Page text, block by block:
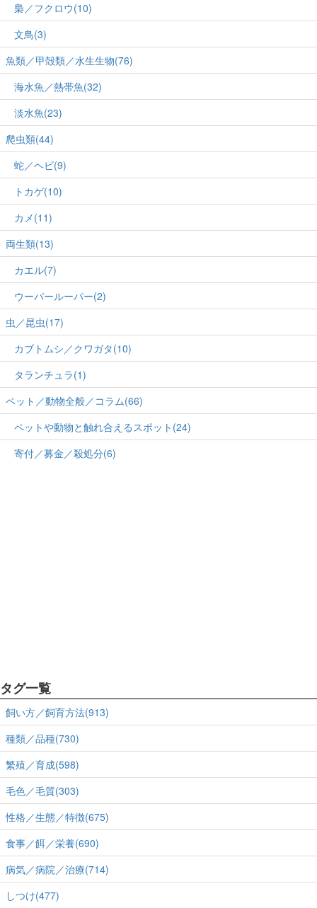
梟／フクロウ(10)
文鳥(3)
魚類／甲殻類／水生生物(76)
海水魚／熱帯魚(32)
淡水魚(23)
爬虫類(44)
蛇／ヘビ(9)
トカゲ(10)
カメ(11)
両生類(13)
カエル(7)
ウーパールーパー(2)
虫／昆虫(17)
カブトムシ／クワガタ(10)
タランチュラ(1)
ペット／動物全般／コラム(66)
ペットや動物と触れ合えるスポット(24)
寄付／募金／殺処分(6)
タグ一覧
飼い方／飼育方法(913)
種類／品種(730)
繁殖／育成(598)
毛色／毛質(303)
性格／生態／特徴(675)
食事／餌／栄養(690)
病気／病院／治療(714)
しつけ(477)